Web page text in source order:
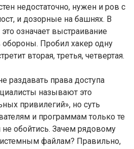
недостаточно, нужен и ров с
и дозорные на башнях. В
означает выстраивание
Пробил хакер одну
вторая, третья, четвертая.
раздавать права доступа
называют это
привилегий», но суть
и программам только те
обойтись. Зачем рядовому
файлам? Правильно,